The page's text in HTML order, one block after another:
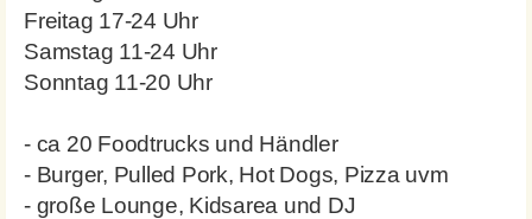
Freitag 17-24 Uhr
Samstag 11-24 Uhr
Sonntag 11-20 Uhr
- ca 20 Foodtrucks und Händler
- Burger, Pulled Pork, Hot Dogs, Pizza uvm
- große Lounge, Kidsarea und DJ